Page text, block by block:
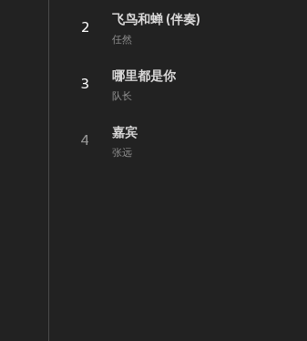
2
飞鸟和蝉 (伴奏)
任然
3
哪里都是你
队长
4
嘉宾
张远